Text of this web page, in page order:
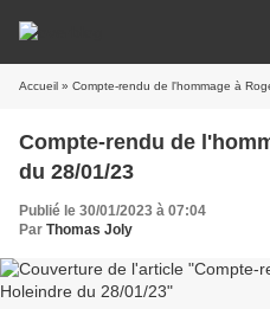
Accueil » Compte-rendu de l'hommage à
Compte-rendu de
du 28/01/23
Publié le 30/01/2023 à 07:04
Par Thomas Joly